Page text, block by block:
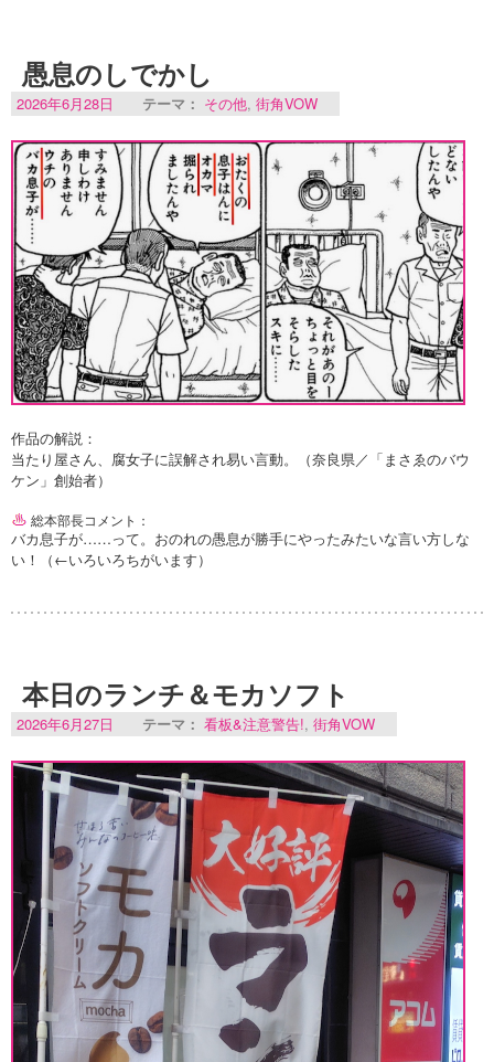
愚息のしでかし
2026年6月28日 テーマ： その他, 街角VOW
作品の解説：
当たり屋さん、腐女子に誤解され易い言動。（奈良県／「まさゑのバウ
ケン」創始者）
総本部長コメント：
バカ息子が……って。おのれの愚息が勝手にやったみたいな言い方しな
い！（←いろいろちがいます）
本日のランチ＆モカソフト
2026年6月27日 テーマ： 看板&注意警告!, 街角VOW